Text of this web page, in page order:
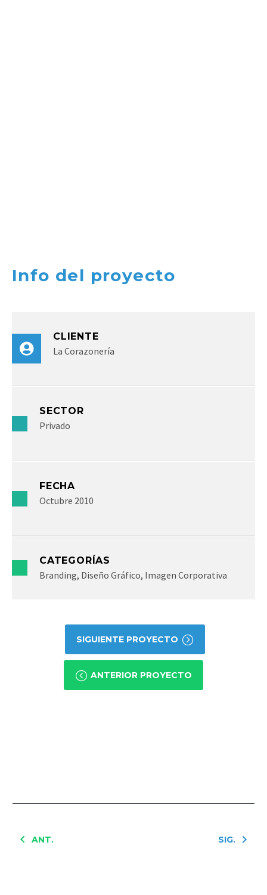
Info del proyecto
CLIENTE
La Corazonería
SECTOR
Privado
FECHA
Octubre 2010
CATEGORÍAS
Branding, Diseño Gráfico, Imagen Corporativa
SIGUIENTE PROYECTO
ANTERIOR PROYECTO
ANT. SIG.